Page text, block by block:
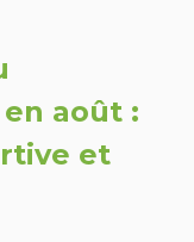
août :
et